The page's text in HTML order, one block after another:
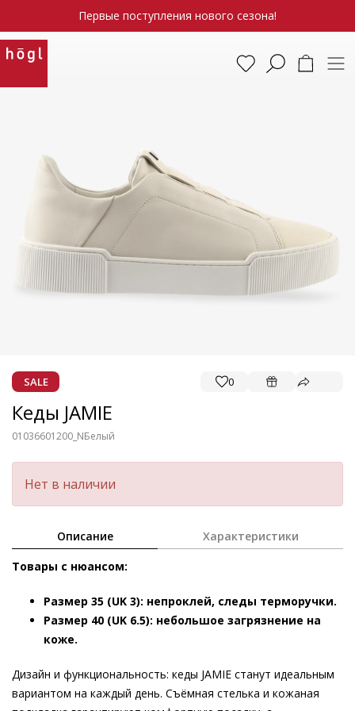
Первые поступления нового сезона!
SALE 0
Кеды JAMIE
01036601200_NБелый
Нет в наличии
Описание Характеристики
Товары с нюансом:
Размер 35 (UK 3): непроклей, следы терморучки.
Размер 40 (UK 6.5): небольшое загрязнение на
коже.
Дизайн и функциональность: кеды JAMIE станут идеальным
вариантом на каждый день. Съёмная стелька и кожаная